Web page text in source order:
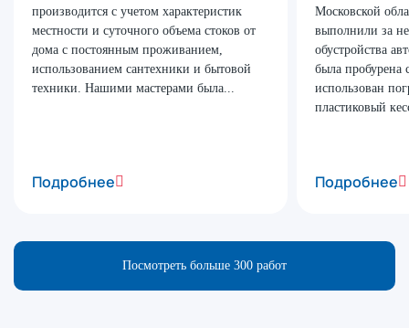
производится с учетом характеристик
местности и суточного объема стоков от
дома с постоянным проживанием,
использованием сантехники и бытовой
техники. Нашими мастерами была...
Подробнее
Московской
выполнили за
обустройства
была пробурена
использован
пластиковый
Подробнее
Посмотреть больше 300 работ